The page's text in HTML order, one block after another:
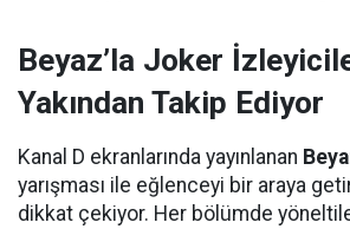
Beyaz’la Joker
Yakından Takip Ediyor
Kanal D ekranlarında yayınlanan
yarışması ile eğlenceyi bir araya
dikkat çekiyor. Her bölümde